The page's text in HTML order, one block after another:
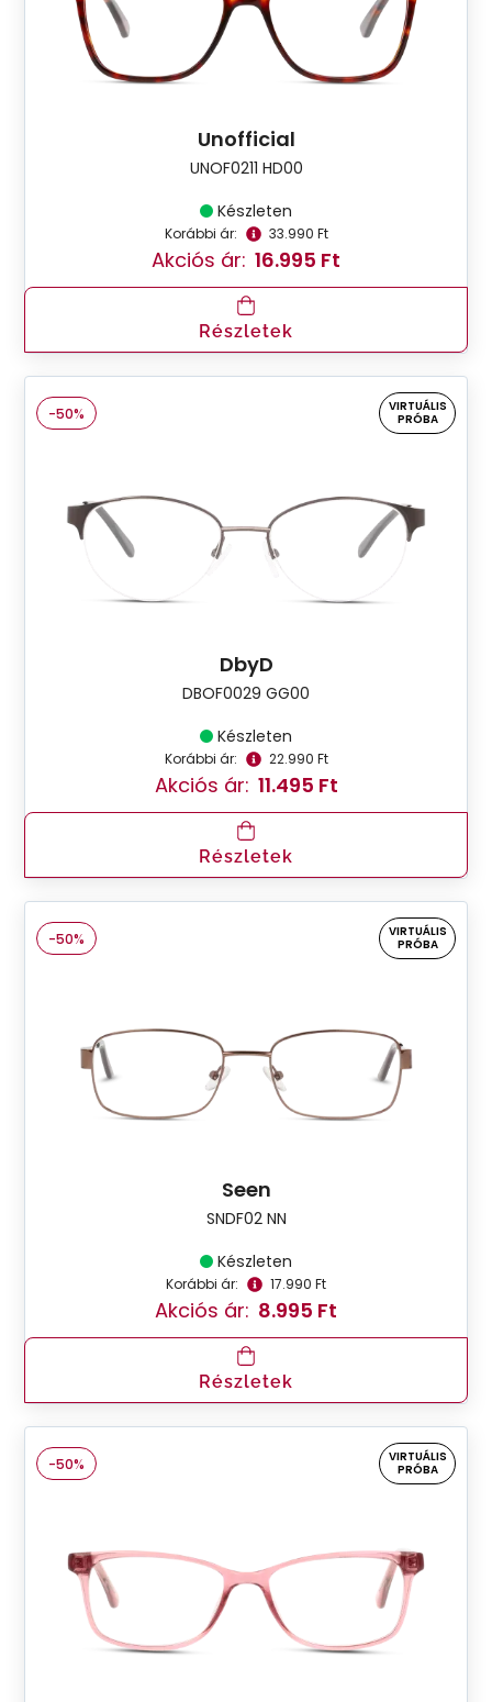
Unofficial
UNOF0211 HD00
Készleten
Korábbi ár: 33.990 Ft
Akciós ár: 16.995 Ft
Részletek
-50%
VIRTUÁLIS
PRÓBA
DbyD
DBOF0029 GG00
Készleten
Korábbi ár: 22.990 Ft
Akciós ár: 11.495 Ft
Részletek
-50%
VIRTUÁLIS
PRÓBA
Seen
SNDF02 NN
Készleten
Korábbi ár: 17.990 Ft
Akciós ár: 8.995 Ft
Részletek
-50%
VIRTUÁLIS
PRÓBA